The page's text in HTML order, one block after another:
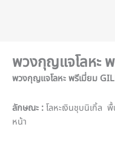
พวงกุญแจโลหะ
พวงกุญแจโลหะ พรีเมี่ยม
ลักษณะ :โลหะเงินชุบนิเกิ้ล
หน้า